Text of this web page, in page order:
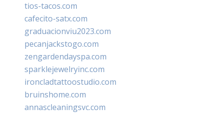
tios-tacos.com
cafecito-satx.com
graduacionviu2023.com
pecanjackstogo.com
zengardendayspa.com
sparklejewelryinc.com
ironcladtattoostudio.com
bruinshome.com
annascleaningsvc.com